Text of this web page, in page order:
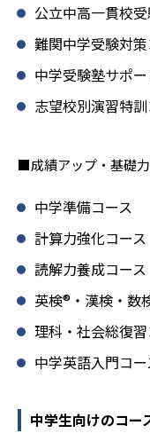
公立中高一貫校
難関中学受験対策
中学受験塾サポ
志望校別演習特
■成績アップ・基礎
中学準備コース
計算力強化コース
読解力養成コース
英検®・漢検・数
理科・社会総復習
中学英語入門コー
中学生向けのコー